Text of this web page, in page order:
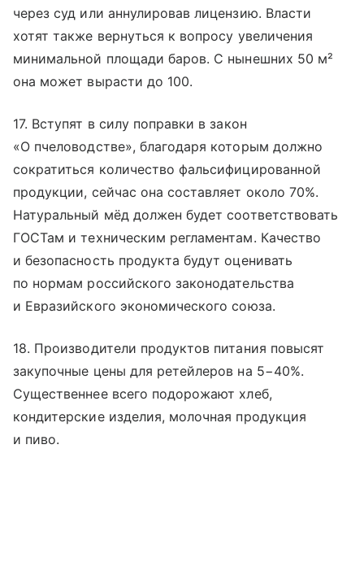
через суд или аннулировав лицензию. Власти
хотят также вернуться к вопросу увеличения
минимальной площади баров. С нынешних 50 м²
она может вырасти до 100.
17. Вступят в силу поправки в закон
«О пчеловодстве», благодаря которым должно
сократиться количество фальсифицированной
продукции, сейчас она составляет около 70%.
Натуральный мёд должен будет соответствовать
ГОСТам и техническим регламентам. Качество
и безопасность продукта будут оценивать
по нормам российского законодательства
и Евразийского экономического союза.
18. Производители продуктов питания повысят
закупочные цены для ретейлеров на 5−40%.
Существеннее всего подорожают хлеб,
кондитерские изделия, молочная продукция
и пиво.